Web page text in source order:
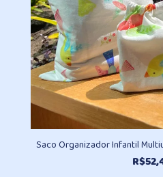
Saco Organizador Infantil
R$